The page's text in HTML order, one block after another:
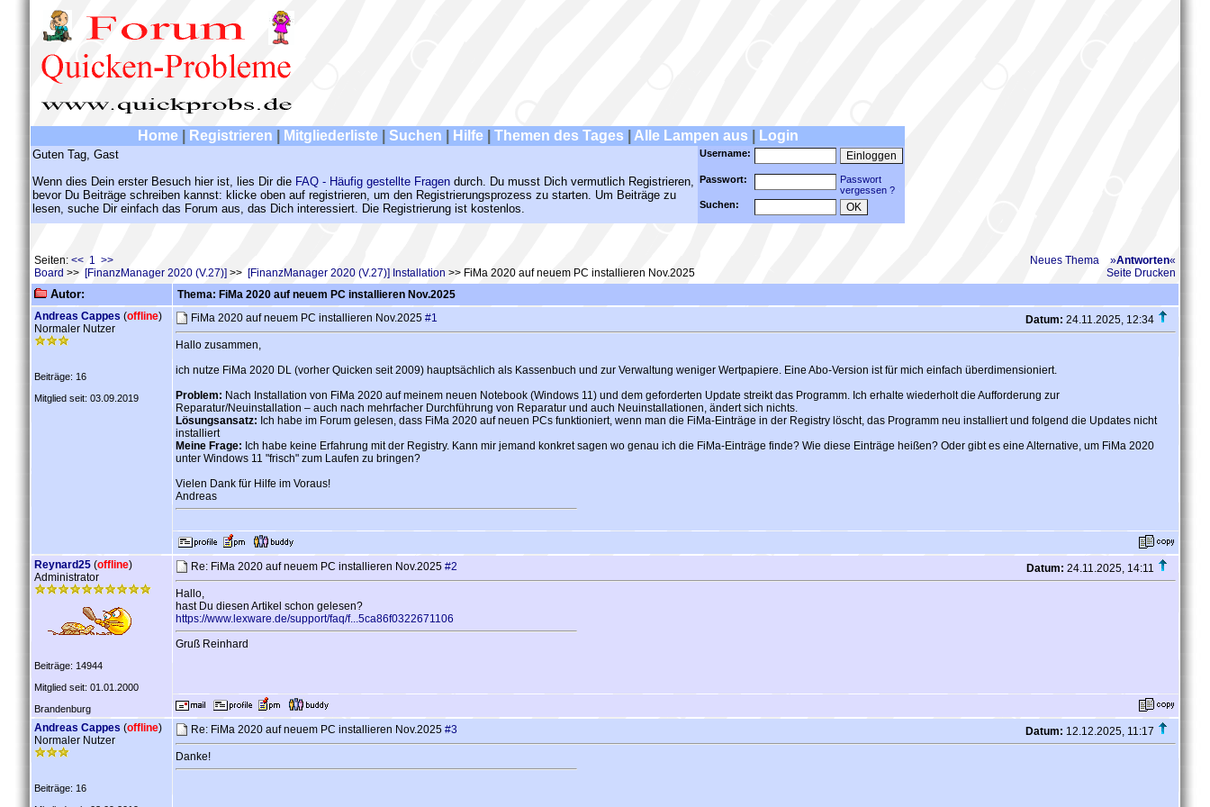
Home Registrieren Mitgliederliste Suchen Hilfe Themen des Tages Alle Lampen aus Login
Guten Tag, Gast
Wenn dies Dein erster Besuch hier ist, lies Dir die FAQ - Häufig gestellte Fragen durch. Du musst Dich vermutlich Registrieren,
bevor Du Beiträge schreiben kannst: klicke oben auf registrieren, um den Registrierungsprozess zu starten. Um Beiträge zu
lesen, suche Dir einfach das Forum aus, das Dich interessiert. Die Registrierung ist kostenlos.
Username:
Passwort:
Passwort
vergessen ?
Suchen:
Seiten: << 1 >>
Board >> [FinanzManager 2020 (V.27)] >> [FinanzManager 2020 (V.27)] Installation >> FiMa 2020 auf neuem PC installieren Nov.2025
Neues Thema »Antworten«
Seite Drucken
Autor:
Thema: FiMa 2020 auf neuem PC installieren Nov.2025
Andreas Cappes (offline)
Normaler Nutzer
Beiträge: 16
Mitglied seit: 03.09.2019
FiMa 2020 auf neuem PC installieren Nov.2025 #1 Datum: 24.11.2025, 12:34
Hallo zusammen,
ich nutze FiMa 2020 DL (vorher Quicken seit 2009) hauptsächlich als Kassenbuch und zur Verwaltung weniger Wertpapiere. Eine Abo-Version ist für mich einfach überdimensioniert.
Problem: Nach Installation von FiMa 2020 auf meinem neuen Notebook (Windows 11) und dem geforderten Update streikt das Programm. Ich erhalte wiederholt die Aufforderung zur
Reparatur/Neuinstallation – auch nach mehrfacher Durchführung von Reparatur und auch Neuinstallationen, ändert sich nichts.
Lösungsansatz: Ich habe im Forum gelesen, dass FiMa 2020 auf neuen PCs funktioniert, wenn man die FiMa-Einträge in der Registry löscht, das Programm neu installiert und folgend die Updates nicht
installiert
Meine Frage: Ich habe keine Erfahrung mit der Registry. Kann mir jemand konkret sagen wo genau ich die FiMa-Einträge finde? Wie diese Einträge heißen? Oder gibt es eine Alternative, um FiMa 2020
unter Windows 11 "frisch" zum Laufen zu bringen?
Vielen Dank für Hilfe im Voraus!
Andreas
Reynard25 (offline)
Administrator
Beiträge: 14944
Mitglied seit: 01.01.2000
Brandenburg
Re: FiMa 2020 auf neuem PC installieren Nov.2025 #2 Datum: 24.11.2025, 14:11
Hallo,
hast Du diesen Artikel schon gelesen?
https://www.lexware.de/support/faq/f...5ca86f0322671106
Gruß Reinhard
Andreas Cappes (offline)
Normaler Nutzer
Beiträge: 16
Re: FiMa 2020 auf neuem PC installieren Nov.2025 #3 Datum: 12.12.2025, 11:17
Danke!